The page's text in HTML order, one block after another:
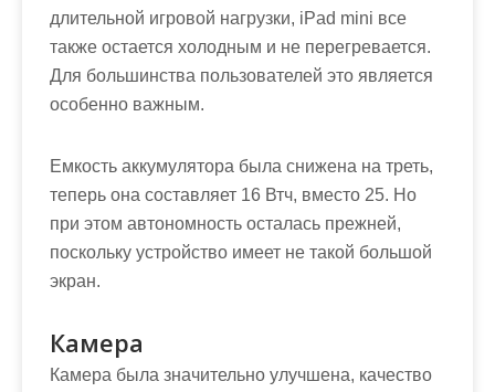
длительной игровой нагрузки, iPad mini все
также остается холодным и не перегревается.
Для большинства пользователей это является
особенно важным.
Емкость аккумулятора была снижена на треть,
теперь она составляет 16 Втч, вместо 25. Но
при этом автономность осталась прежней,
поскольку устройство имеет не такой большой
экран.
Камера
Камера была значительно улучшена, качество